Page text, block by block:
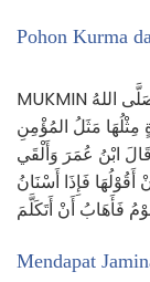
Pohon Kurma
POHON
MUKMIN عَنْ مُجَاهِدٍ عَنْ ابْنِ عُمَرَ قَالَ : قَالَ رَسُوْلُ اللهِ صَلَّى اللهُ
مَثَلُ المُؤْمِنِ
ابْنُ عُمَرَ وَأَلْقَي
فَإِذَا أَسْنَانُ
Mendapat